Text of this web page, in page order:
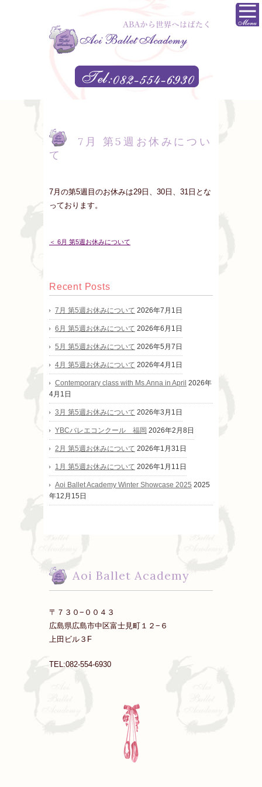
7月 第5週お休みについ
て
7月の第5週目のお休みは29日、30日、31日とな
っております。
＜ 6月 第5週お休みについて
Recent Posts
7月 第5週お休みについて 2026年7月1日
6月 第5週お休みについて 2026年6月1日
5月 第5週お休みについて 2026年5月7日
4月 第5週お休みについて 2026年4月1日
Contemporary class with Ms.Anna in April 2026年
4月1日
3月 第5週お休みについて 2026年3月1日
YBCバレエコンクール 福岡 2026年2月8日
2月 第5週お休みについて 2026年1月31日
1月 第5週お休みについて 2026年1月11日
Aoi Ballet Academy Winter Showcase 2025 2025
年12月15日
Aoi Ballet Academy
〒７３０−００４３
広島県広島市中区富士見町１２−６
上田ビル３F
TEL:082-554-6930